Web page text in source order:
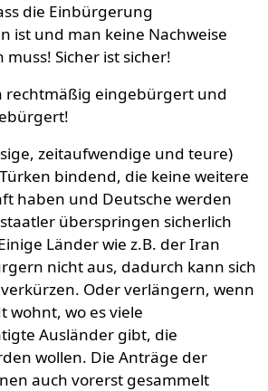
die Einbürgerung
ist und man keine Nachweise
Sicher ist sicher!
rechtmäßig eingebürgert und
zeitaufwendige und teure)
bindend, die keine weitere
haben und Deutsche werden
überspringen sicherlich
Länder wie z.B. der Iran
nicht aus, dadurch kann sich
Oder verlängern, wenn
wohnt, wo es viele
Ausländer gibt, die
wollen. Die Anträge der
auch vorerst gesammelt